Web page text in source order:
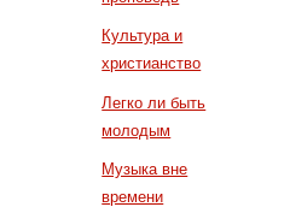
Культура и
христианство
Легко ли быть
молодым
Музыка вне
времени